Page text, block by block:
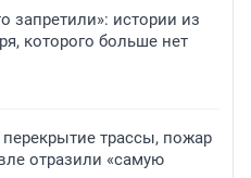
запретили»: истории из
которого больше нет
трассы, пожар
отразили «самую